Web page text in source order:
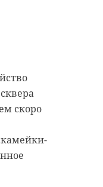
скоро
района.